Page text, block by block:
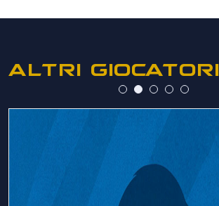
ALTRI GIOCATORI